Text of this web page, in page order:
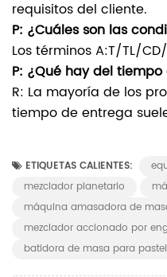
requisitos del cliente.
P: ¿Cuáles son las
Los términos A:T/TL/
P: ¿Qué hay del
R: La mayoría de los
tiempo de entrega
ETIQUETAS CALIENTES:
mezclador planetario
máquina amasadora de
mezclador accionado por
batidora de masa para